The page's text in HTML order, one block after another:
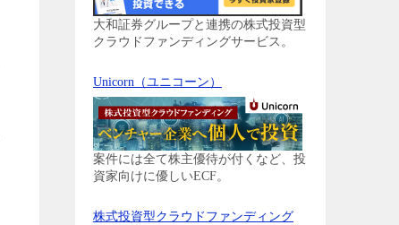
大和証券グループと連携の株式投資型
クラウドファンディングサービス。
Unicorn（ユニコーン）
案件には全て株主優待が付くなど、投
資家向けに優しいECF。
株式投資型クラウドファンディング